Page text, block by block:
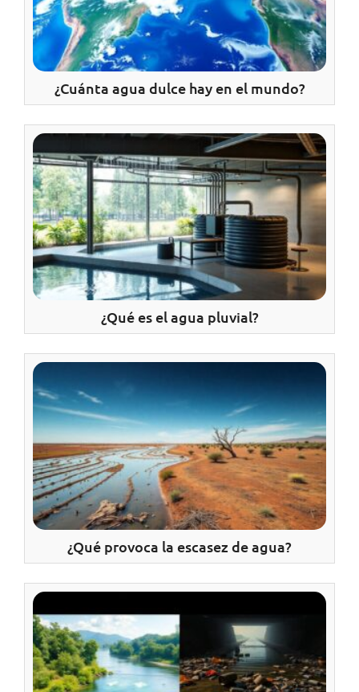
¿Cuánta agua dulce hay en el mundo?
¿Qué es el agua pluvial?
¿Qué provoca la escasez de agua?